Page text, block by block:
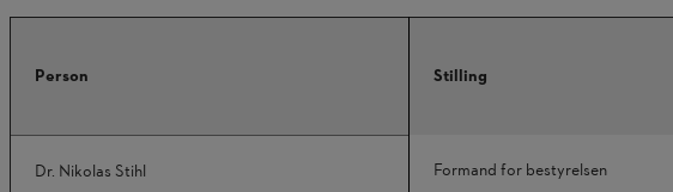
Person Stilling
Dr. Nikolas Stihl Formand for bestyrelsen